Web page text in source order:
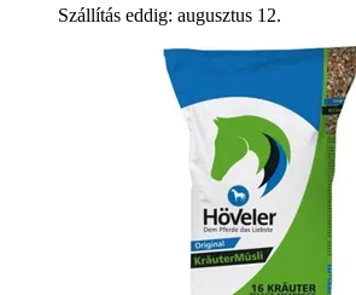
Szállítás eddig: augusztus 12.